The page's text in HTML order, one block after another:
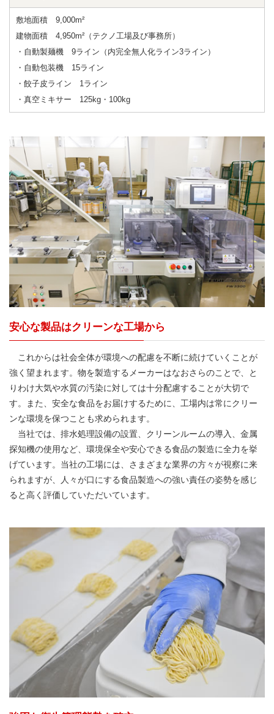
敷地面積 9,000m²
建物面積 4,950m²（テクノ工場及び事務所）
・自動製麺機 9ライン（内完全無人化ライン3ライン）
・自動包装機 15ライン
・餃子皮ライン 1ライン
・真空ミキサー 125kg・100kg
安心な製品はクリーンな工場から
これからは社会全体が環境への配慮を不断に続けていくことが
強く望まれます。物を製造するメーカーはなおさらのことで、と
りわけ大気や水質の汚染に対しては十分配慮することが大切で
す。また、安全な食品をお届けするために、工場内は常にクリー
ンな環境を保つことも求められます。
当社では、排水処理設備の設置、クリーンルームの導入、金属
探知機の使用など、環境保全や安心できる食品の製造に全力を挙
げています。当社の工場には、さまざまな業界の方々が視察に来
られますが、人々が口にする食品製造への強い責任の姿勢を感じ
ると高く評価していただいています。